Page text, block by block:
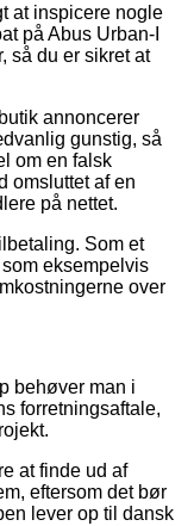
at inspicere nogle
på Abus Urban-I
så du er sikret at
annoncerer
gunstig, så
om en falsk
omsluttet af en
på nettet.
Som et
eksempelvis
over
behøver man i
forretningsaftale,
at finde ud af
eftersom det bør
lever op til dansk